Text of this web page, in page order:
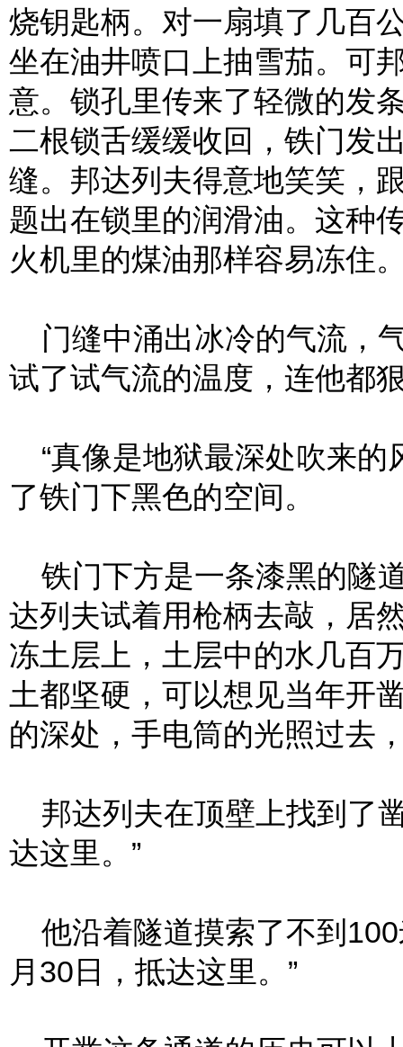
烧钥匙柄。对一扇填了几百
坐在油井喷口上抽雪茄。可
意。锁孔里传来了轻微的发
二根锁舌缓缓收回，铁门发
缝。邦达列夫得意地笑笑，
题出在锁里的润滑油。这种
火机里的煤油那样容易冻住
门缝中涌出冰冷的气流，
试了试气流的温度，连他都
“真像是地狱最深处吹来的
了铁门下黑色的空间。
铁门下方是一条漆黑的隧
达列夫试着用枪柄去敲，居
冻土层上，土层中的水几百
土都坚硬，可以想见当年开
的深处，手电筒的光照过去
邦达列夫在顶壁上找到了
达这里。”
他沿着隧道摸索了不到100
月30日，抵达这里。”